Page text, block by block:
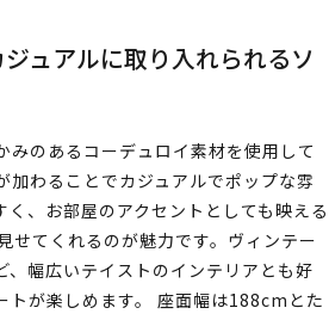
ュアルに取り入れられるソ
のあるコーデュロイ素材を使用して
わることでカジュアルでポップな雰
、お部屋のアクセントとしても映える
せてくれるのが魅力です。ヴィンテー
幅広いテイストのインテリアとも好
トが楽しめます。 座面幅は188cmとた